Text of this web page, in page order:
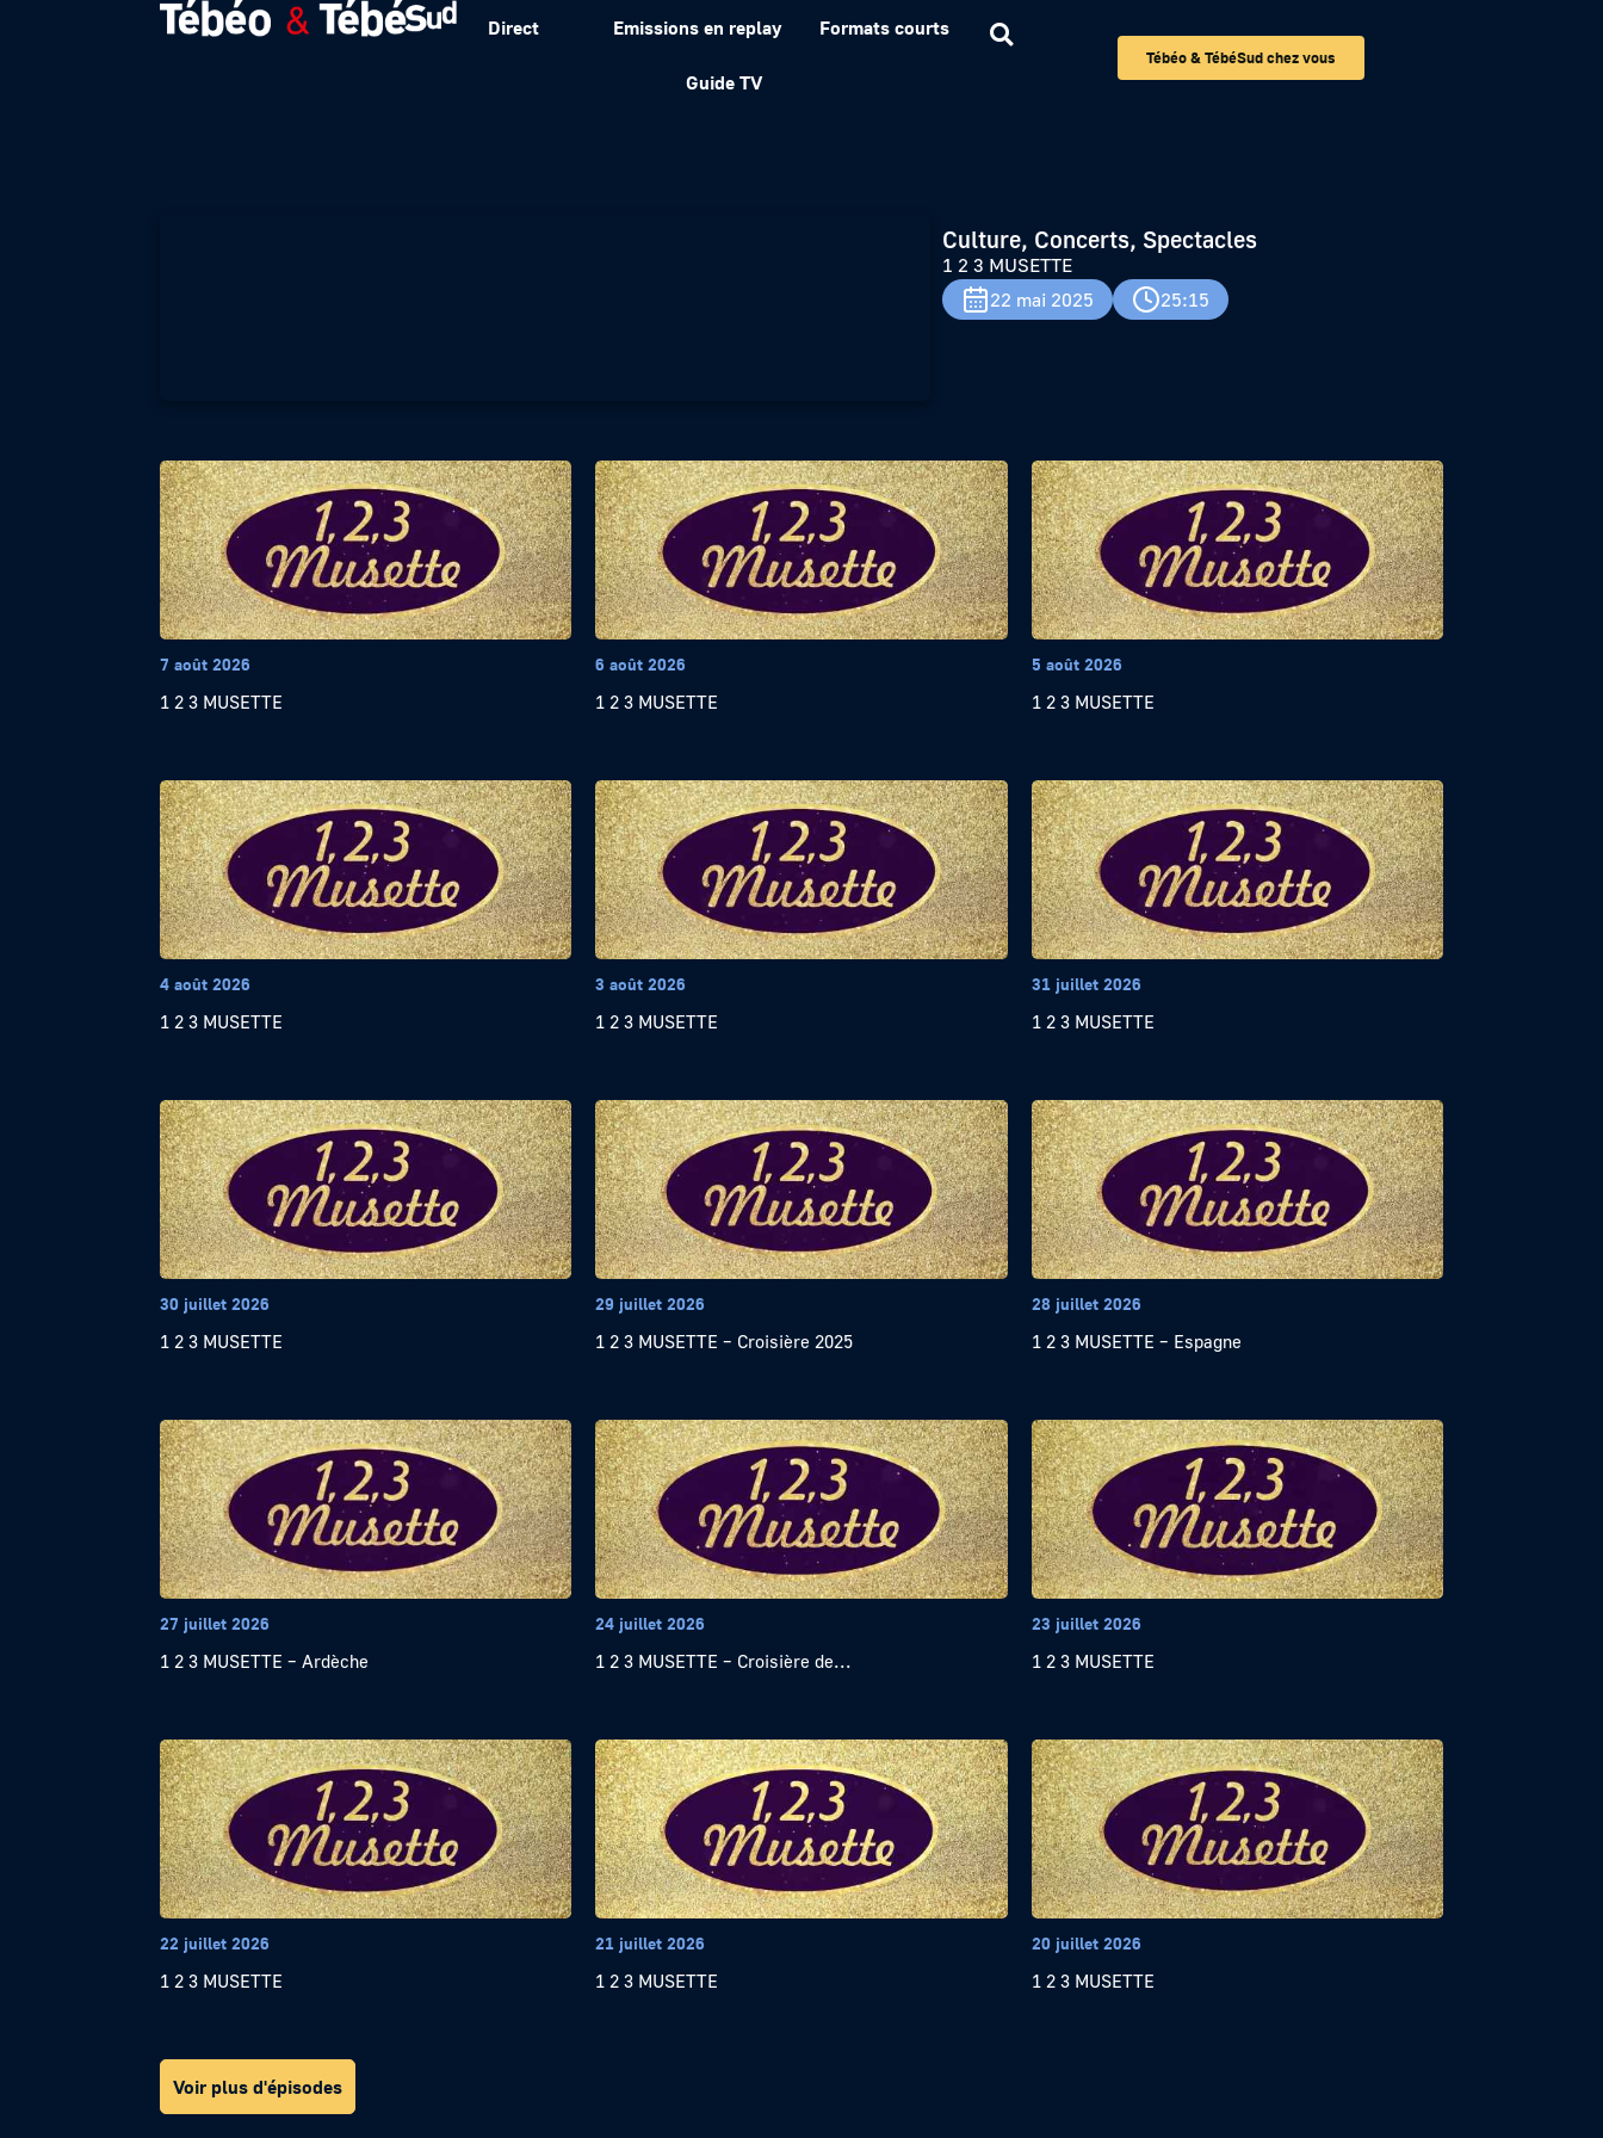
Direct Emissions en replay Formats courts
Guide TV
Tébéo & TébéSud chez vous
Culture, Concerts, Spectacles
1 2 3 MUSETTE
22 mai 2025
25:15
7 août 2026
1 2 3 MUSETTE
6 août 2026
1 2 3 MUSETTE
5 août 2026
1 2 3 MUSETTE
4 août 2026
1 2 3 MUSETTE
3 août 2026
1 2 3 MUSETTE
31 juillet 2026
1 2 3 MUSETTE
30 juillet 2026
1 2 3 MUSETTE
29 juillet 2026
1 2 3 MUSETTE – Croisière 2025
28 juillet 2026
1 2 3 MUSETTE – Espagne
27 juillet 2026
1 2 3 MUSETTE – Ardèche
24 juillet 2026
1 2 3 MUSETTE – Croisière de...
23 juillet 2026
1 2 3 MUSETTE
22 juillet 2026
1 2 3 MUSETTE
21 juillet 2026
1 2 3 MUSETTE
20 juillet 2026
1 2 3 MUSETTE
Voir plus d'épisodes